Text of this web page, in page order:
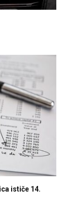
ističe 14.